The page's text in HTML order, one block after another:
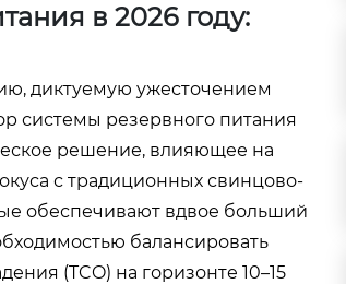
в 2026 году:
диктуемую ужесточением
системы резервного питания
решение, влияющее на
с традиционных свинцово-
обеспечивают вдвое больший
балансировать
(TCO) на горизонте 10–15